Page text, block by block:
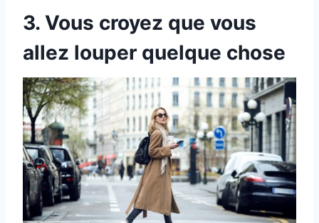
3. Vous croyez que vous
allez louper quelque chose